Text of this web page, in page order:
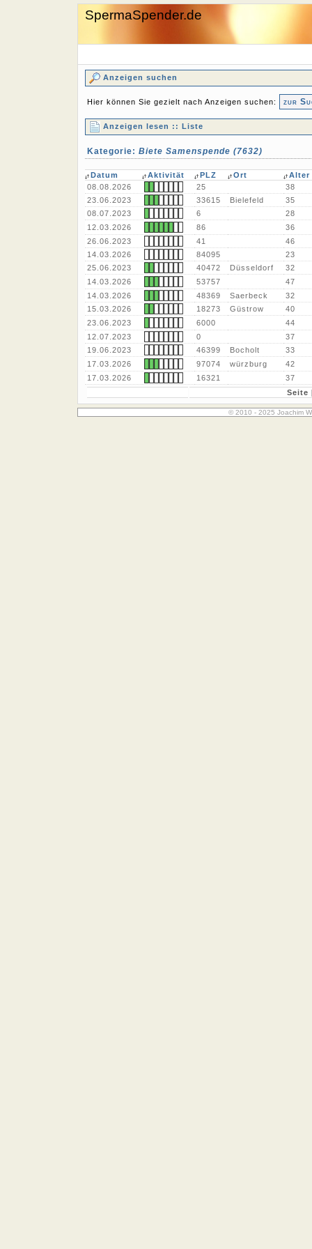
SpermaSpender.de
Anzeigen suchen
Hier können Sie gezielt nach Anzeigen suchen: zur
Anzeigen lesen :: Liste
Kategorie: Biete Samenspende (7632)
Datum Aktivität PLZ Ort
Alter
08.08.2026
25
38
23.06.2023
33615 Bielefeld
35
08.07.2023
6
28
12.03.2026
86
36
26.06.2023
41
46
14.03.2026
84095
23
25.06.2023
40472 Düsseldorf
32
14.03.2026
53757
47
14.03.2026
48369 Saerbeck
32
15.03.2026
18273 Güstrow
40
23.06.2023
6000
44
12.07.2023
0
37
19.06.2023
46399 Bocholt
33
17.03.2026
97074 würzburg
42
17.03.2026
16321
37
Seite
© 2010 - 2025 Joachim